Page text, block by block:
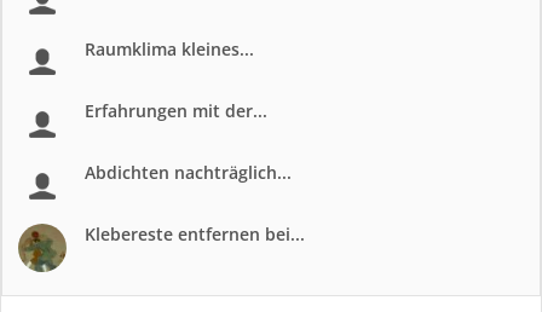
Raumklima kleines...
Erfahrungen mit der...
Abdichten nachträglich...
Klebereste entfernen bei...